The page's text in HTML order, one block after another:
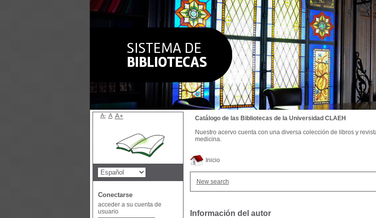
Inicio
New search
Información del autor
Catálogo de las Bibliotecas de la Universidad CLAEH
Nuestro acervo cuenta con una diversa colección de libros y
medicina.
A- A A+
Conectarse
acceder a su cuenta de
usuario